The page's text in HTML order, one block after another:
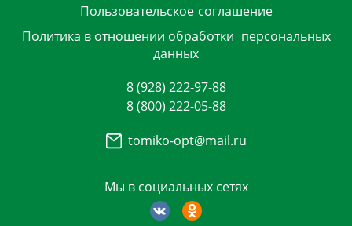
Пользовательское соглашение
Политика в отношении обработки персональных
данных
Мы в социальных сетях
8 (928) 222-97-88
8 (800) 222-05-88
tomiko-opt@mail.ru